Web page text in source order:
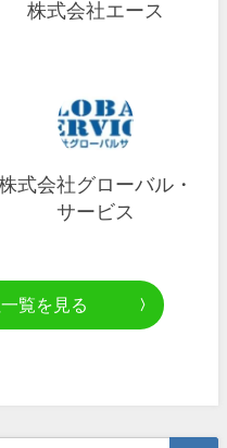
株式会社エース
式会社グローバル・
サービス
覧を見る